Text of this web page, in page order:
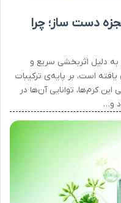
دست ساز؛ چرا
دلیل اثربخشی سریع و
است، بر پایه‌ی ترکیبات
کرم‌ها، توانایی آن‌ها در
و…